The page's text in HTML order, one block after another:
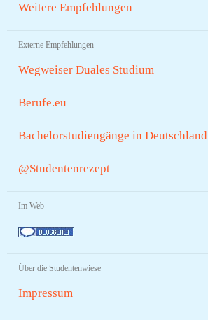
Weitere Empfehlungen
Externe Empfehlungen
Wegweiser Duales Studium
Berufe.eu
Bachelorstudiengänge in Deutschland
@Studentenrezept
Im Web
Über die Studentenwiese
Impressum